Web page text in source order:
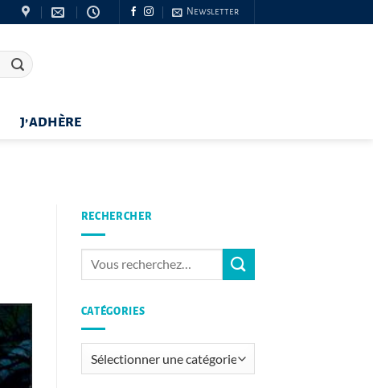
Newsletter
J’ADHÈRE
RECHERCHER
CATÉGORIES